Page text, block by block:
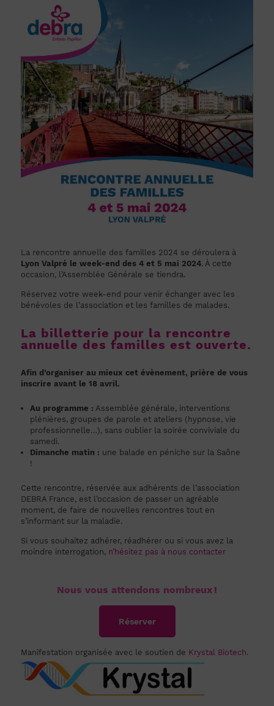
La rencontre annuelle des familles 2024 se déroulera à
Lyon Valpré le week-end des 4 et 5 mai 2024. À cette
occasion, l’Assemblée Générale se tiendra.
Réservez votre week-end pour venir échanger avec les
bénévoles de l’association et les familles de malades.
La billetterie pour la rencontre
annuelle des familles est ouverte.
Afin d’organiser au mieux cet évènement, prière de vous
inscrire avant le 18 avril.
Au programme : Assemblée générale, interventions
plénières, groupes de parole et ateliers (hypnose, vie
professionnelle…), sans oublier la soirée conviviale du
samedi.
Dimanche matin : une balade en péniche sur la Saône
!
Cette rencontre, réservée aux adhérents de l’association
DEBRA France, est l’occasion de passer un agréable
moment, de faire de nouvelles rencontres tout en
s’informant sur la maladie.
Si vous souhaitez adhérer, réadhérer ou si vous avez la
moindre interrogation, n’hésitez pas à nous contacter
Nous vous attendons nombreux !
Réserver
Manifestation organisée avec le soutien de Krystal Biotech.